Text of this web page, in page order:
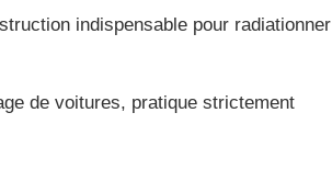
indispensable pour radiationner
de voitures, pratique strictement